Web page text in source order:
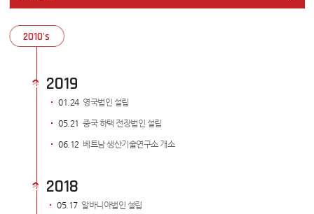
2010's
2019
01.24 영국법인 설립
05.21 중국 하택 전장법인 설립
06.12 베트남 생산기술연구소 개소
2018
05.17 알바니아법인 설립